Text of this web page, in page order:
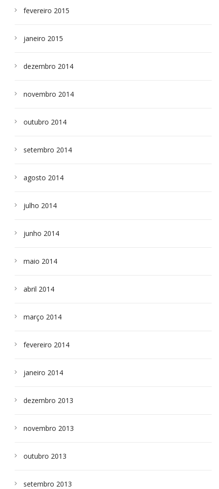
fevereiro 2015
janeiro 2015
dezembro 2014
novembro 2014
outubro 2014
setembro 2014
agosto 2014
julho 2014
junho 2014
maio 2014
abril 2014
março 2014
fevereiro 2014
janeiro 2014
dezembro 2013
novembro 2013
outubro 2013
setembro 2013